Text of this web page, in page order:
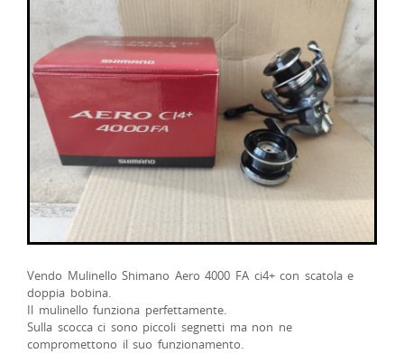
Vendo Mulinello Shimano Aero 4000 FA ci4+ con scatola e
doppia bobina.
Il mulinello funziona perfettamente.
Sulla scocca ci sono piccoli segnetti ma non ne
compromettono il suo funzionamento.